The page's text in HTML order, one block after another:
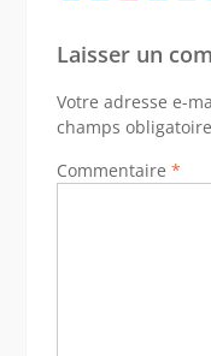
Laisser un
Votre adresse e-
champs
Commentaire *